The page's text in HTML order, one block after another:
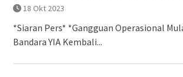
18 Okt 2023
*Siaran Pers* *Gangguan Operasional
Bandara YIA Kembali...